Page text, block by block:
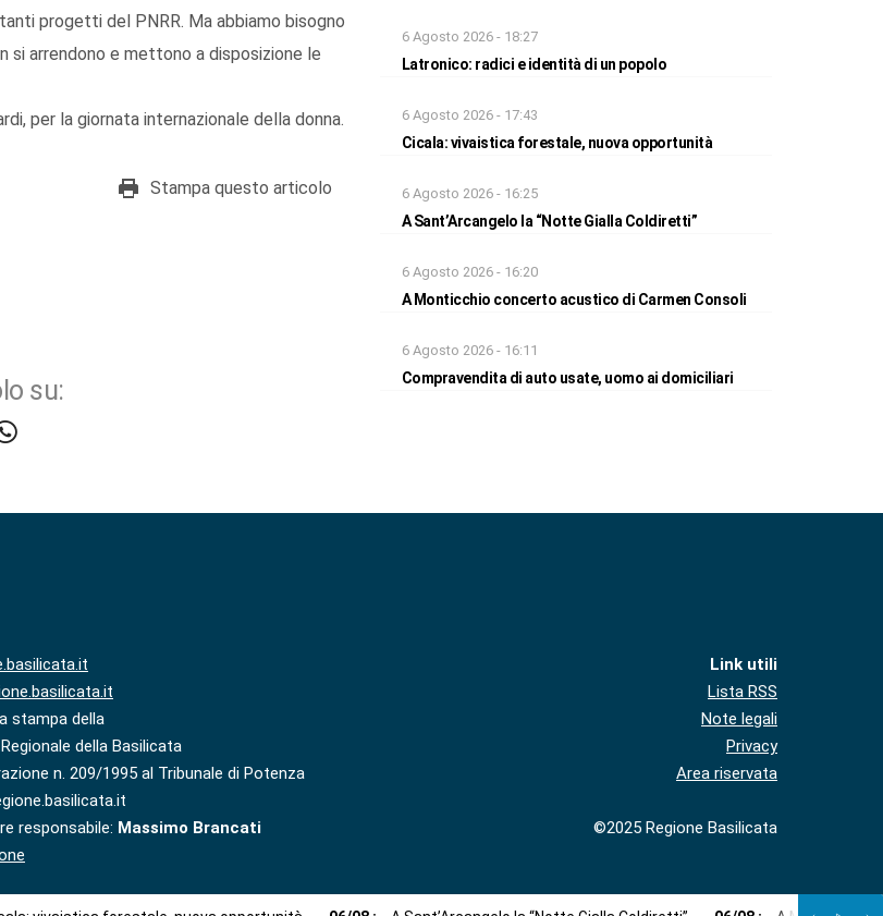
progetti del PNRR. Ma abbiamo bisogno
arrendono e mettono a disposizione le
per la giornata internazionale della donna.
Stampa questo articolo
su:
6 Agosto 2026 - 18:27
Latronico: radici e identità di un popolo
6 Agosto 2026 - 17:43
Cicala: vivaistica forestale, nuova opportunità
6 Agosto 2026 - 16:25
A Sant’Arcangelo la “Notte Gialla Coldiretti”
6 Agosto 2026 - 16:20
A Monticchio concerto acustico di Carmen Consoli
6 Agosto 2026 - 16:11
Compravendita di auto usate, uomo ai domiciliari
stampa della
della Basilicata
n. 209/1995 al Tribunale di Potenza
responsabile: Massimo Brancati
Link utili
Lista RSS
Note legali
Privacy
Area riservata
©2025 Regione Basilicata